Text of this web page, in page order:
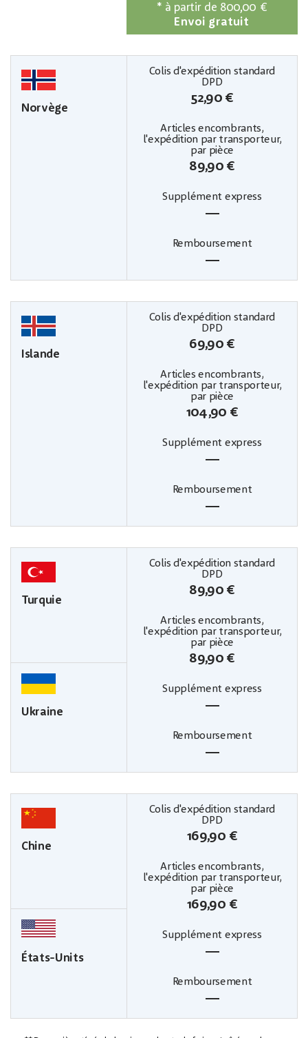
* à partir de 800,00 €
Envoi gratuit
Norvège
52,90 €
89,90 €
—
—
Islande
69,90 €
104,90 €
—
—
Turquie
89,90 €
89,90 €
—
—
Ukraine
Chine
169,90 €
169,90 €
—
—
États-Units